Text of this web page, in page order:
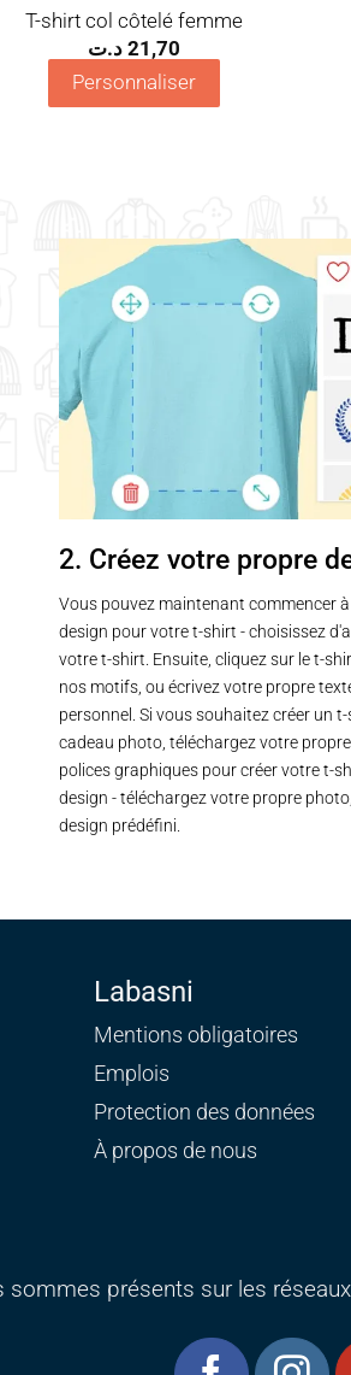
T-shirt col côtelé femme
21,70 د.ت
Personnaliser
2. Créez votre propre
Vous pouvez maintenant commencer
design pour votre t-shirt - choisissez
votre t-shirt. Ensuite, cliquez sur le t-
nos motifs, ou écrivez votre propre
personnel. Si vous souhaitez créer un
cadeau photo, téléchargez votre
polices graphiques pour créer votre t-
design - téléchargez votre propre
design prédéfini.
Labasni
Mentions obligatoires
Emplois
Protection des données
À propos de nous
sommes présents sur les